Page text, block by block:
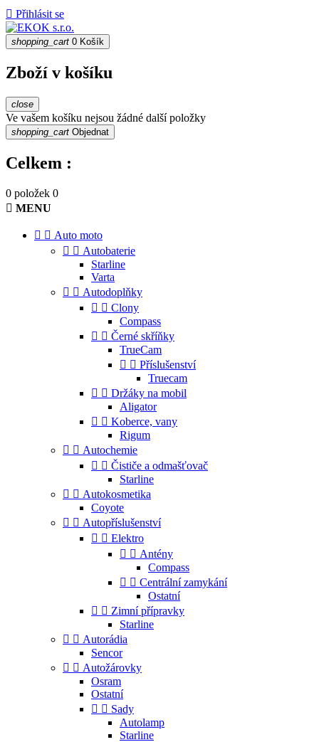
 Přihlásit se
shopping_cart 0 Košík
Zboží v košíku
close
Ve vašem košíku nejsou žádné další položky
shopping_cart Objednat
Celkem :
0 položek 0
 MENU
  Auto moto
  Autobaterie
Starline
Varta
  Autodoplňky
  Clony
Compass
  Černé skříňky
TrueCam
  Příslušenství
Truecam
  Držáky na mobil
Aligator
  Koberce, vany
Rigum
  Autochemie
  Čističe a odmašťovač
Starline
  Autokosmetika
Coyote
  Autopříslušenství
  Elektro
  Antény
Compass
  Centrální zamykání
Ostatní
  Zimní přípravky
Starline
  Autorádia
Sencor
  Autožárovky
Osram
Ostatní
  Sady
Autolamp
Starline